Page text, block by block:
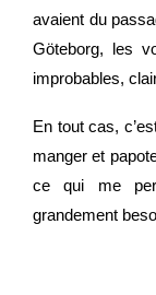
avaient du
Göteborg, les
improbables,
En tout cas,
manger et
ce qui me
grandement